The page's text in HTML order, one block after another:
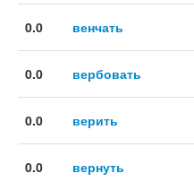
0.0 венчать
0.0 вербовать
0.0 верить
0.0 вернуть